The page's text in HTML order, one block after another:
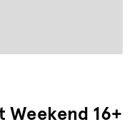
Weekend 16+